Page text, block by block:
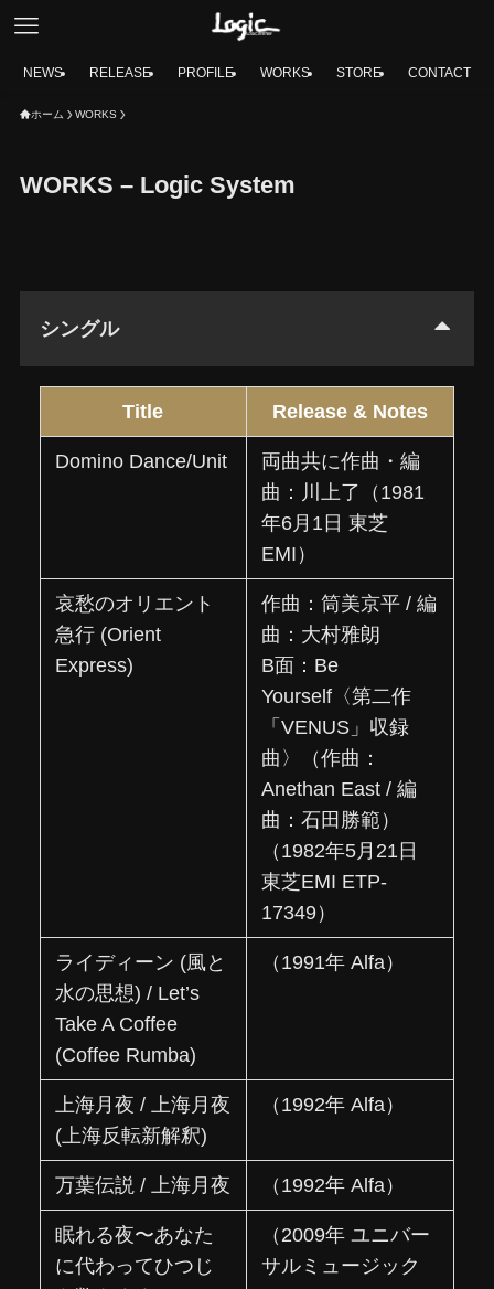
NEWS RELEASE PROFILE WORKS STORE CONTACT
ホーム WORKS
WORKS – Logic System
シングル
Title Release & Notes
Domino Dance/Unit
両曲共に作曲・編
曲：川上了（1981
年6月1日 東芝
EMI）
哀愁のオリエント
急行 (Orient
Express)
作曲：筒美京平 / 編
曲：大村雅朗
B面：Be
Yourself〈第二作
「VENUS」収録
曲〉（作曲：
Anethan East / 編
曲：石田勝範）
（1982年5月21日
東芝EMI ETP-
17349）
ライディーン (風と
水の思想) / Let’s
Take A Coffee
(Coffee Rumba)
（1991年 Alfa）
上海月夜 / 上海月夜
(上海反転新解釈)
（1992年 Alfa）
万葉伝説 / 上海月夜 （1992年 Alfa）
眠れる夜〜あなた
に代わってひつじ
（2009年 ユニバー
サルミュージック